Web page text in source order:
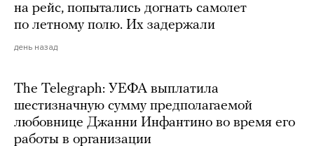
на рейс, попытались догнать самолет
по летному полю. Их задержали
день назад
The Telegraph: УЕФА выплатила
шестизначную сумму предполагаемой
любовнице Джанни Инфантино во время его
работы в организации